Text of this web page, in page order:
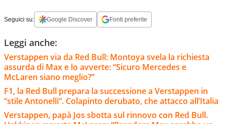
Seguici su: Google Discover Fonti preferite
Leggi anche:
Verstappen via da Red Bull: Montoya svela la richiesta
assurda di Max e lo avverte: “Sicuro Mercedes e
McLaren siano meglio?”
F1, la Red Bull prepara la successione a Verstappen in
“stile Antonelli”. Colapinto derubato, che attacco all’Italia
Verstappen, papà Jos sbotta sul rinnovo con Red Bull.